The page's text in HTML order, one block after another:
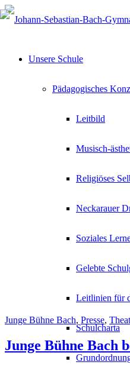
Unsere Schule
Pädagogisches
Leitbild
Musisch-
Religiöses
Neckarauer
Soziales
Gelebte
Leitlinien für
Schulcharta
Junge Bühne Bach, Presse,
Junge Bühne Bach